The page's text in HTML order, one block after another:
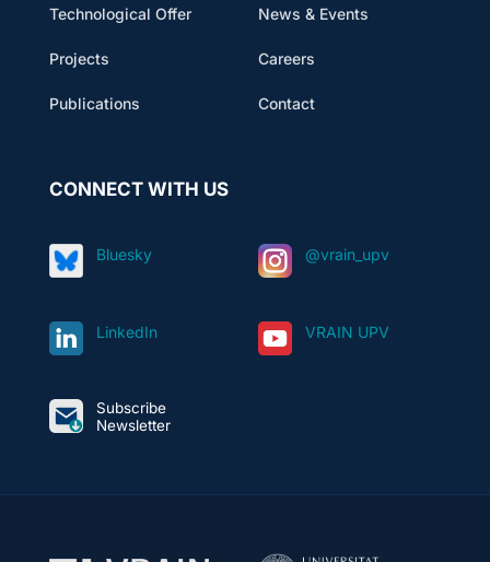
Technological Offer
Projects
Publications
News & Events
Careers
Contact
CONNECT WITH US
Bluesky @vrain_upv
LinkedIn VRAIN UPV
Subscribe
Newsletter